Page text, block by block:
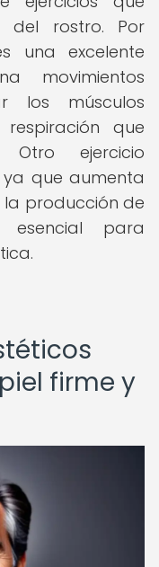
del rostro. Por
una excelente
movimientos
los músculos
que
Otro ejercicio
que aumenta
la producción de
esencial para
firme y